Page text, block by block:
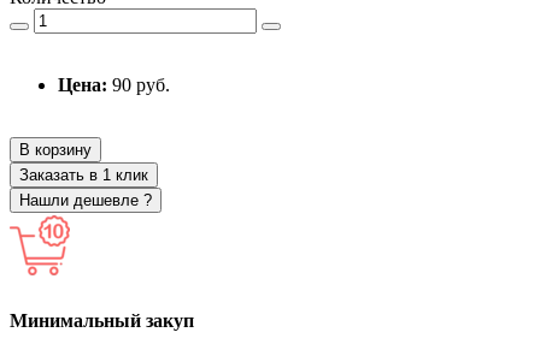
Цена: 90 руб.
В корзину
Заказать в 1 клик
Нашли дешевле ?
Минимальный закуп